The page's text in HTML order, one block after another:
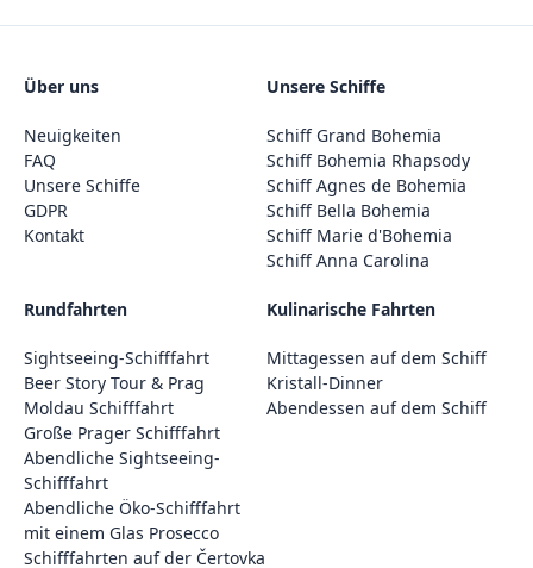
Über uns
Neuigkeiten
FAQ
Unsere Schiffe
GDPR
Kontakt
Unsere Schiffe
Schiff Grand Bohemia
Schiff Bohemia Rhapsody
Schiff Agnes de Bohemia
Schiff Bella Bohemia
Schiff Marie d'Bohemia
Schiff Anna Carolina
Rundfahrten
Sightseeing-Schifffahrt
Beer Story Tour & Prag
Moldau Schifffahrt
Große Prager Schifffahrt
Abendliche Sightseeing-
Schifffahrt
Abendliche Öko-Schifffahrt
mit einem Glas Prosecco
Schifffahrten auf der Čertovka
Kulinarische Fahrten
Mittagessen auf dem Schiff
Kristall-Dinner
Abendessen auf dem Schiff